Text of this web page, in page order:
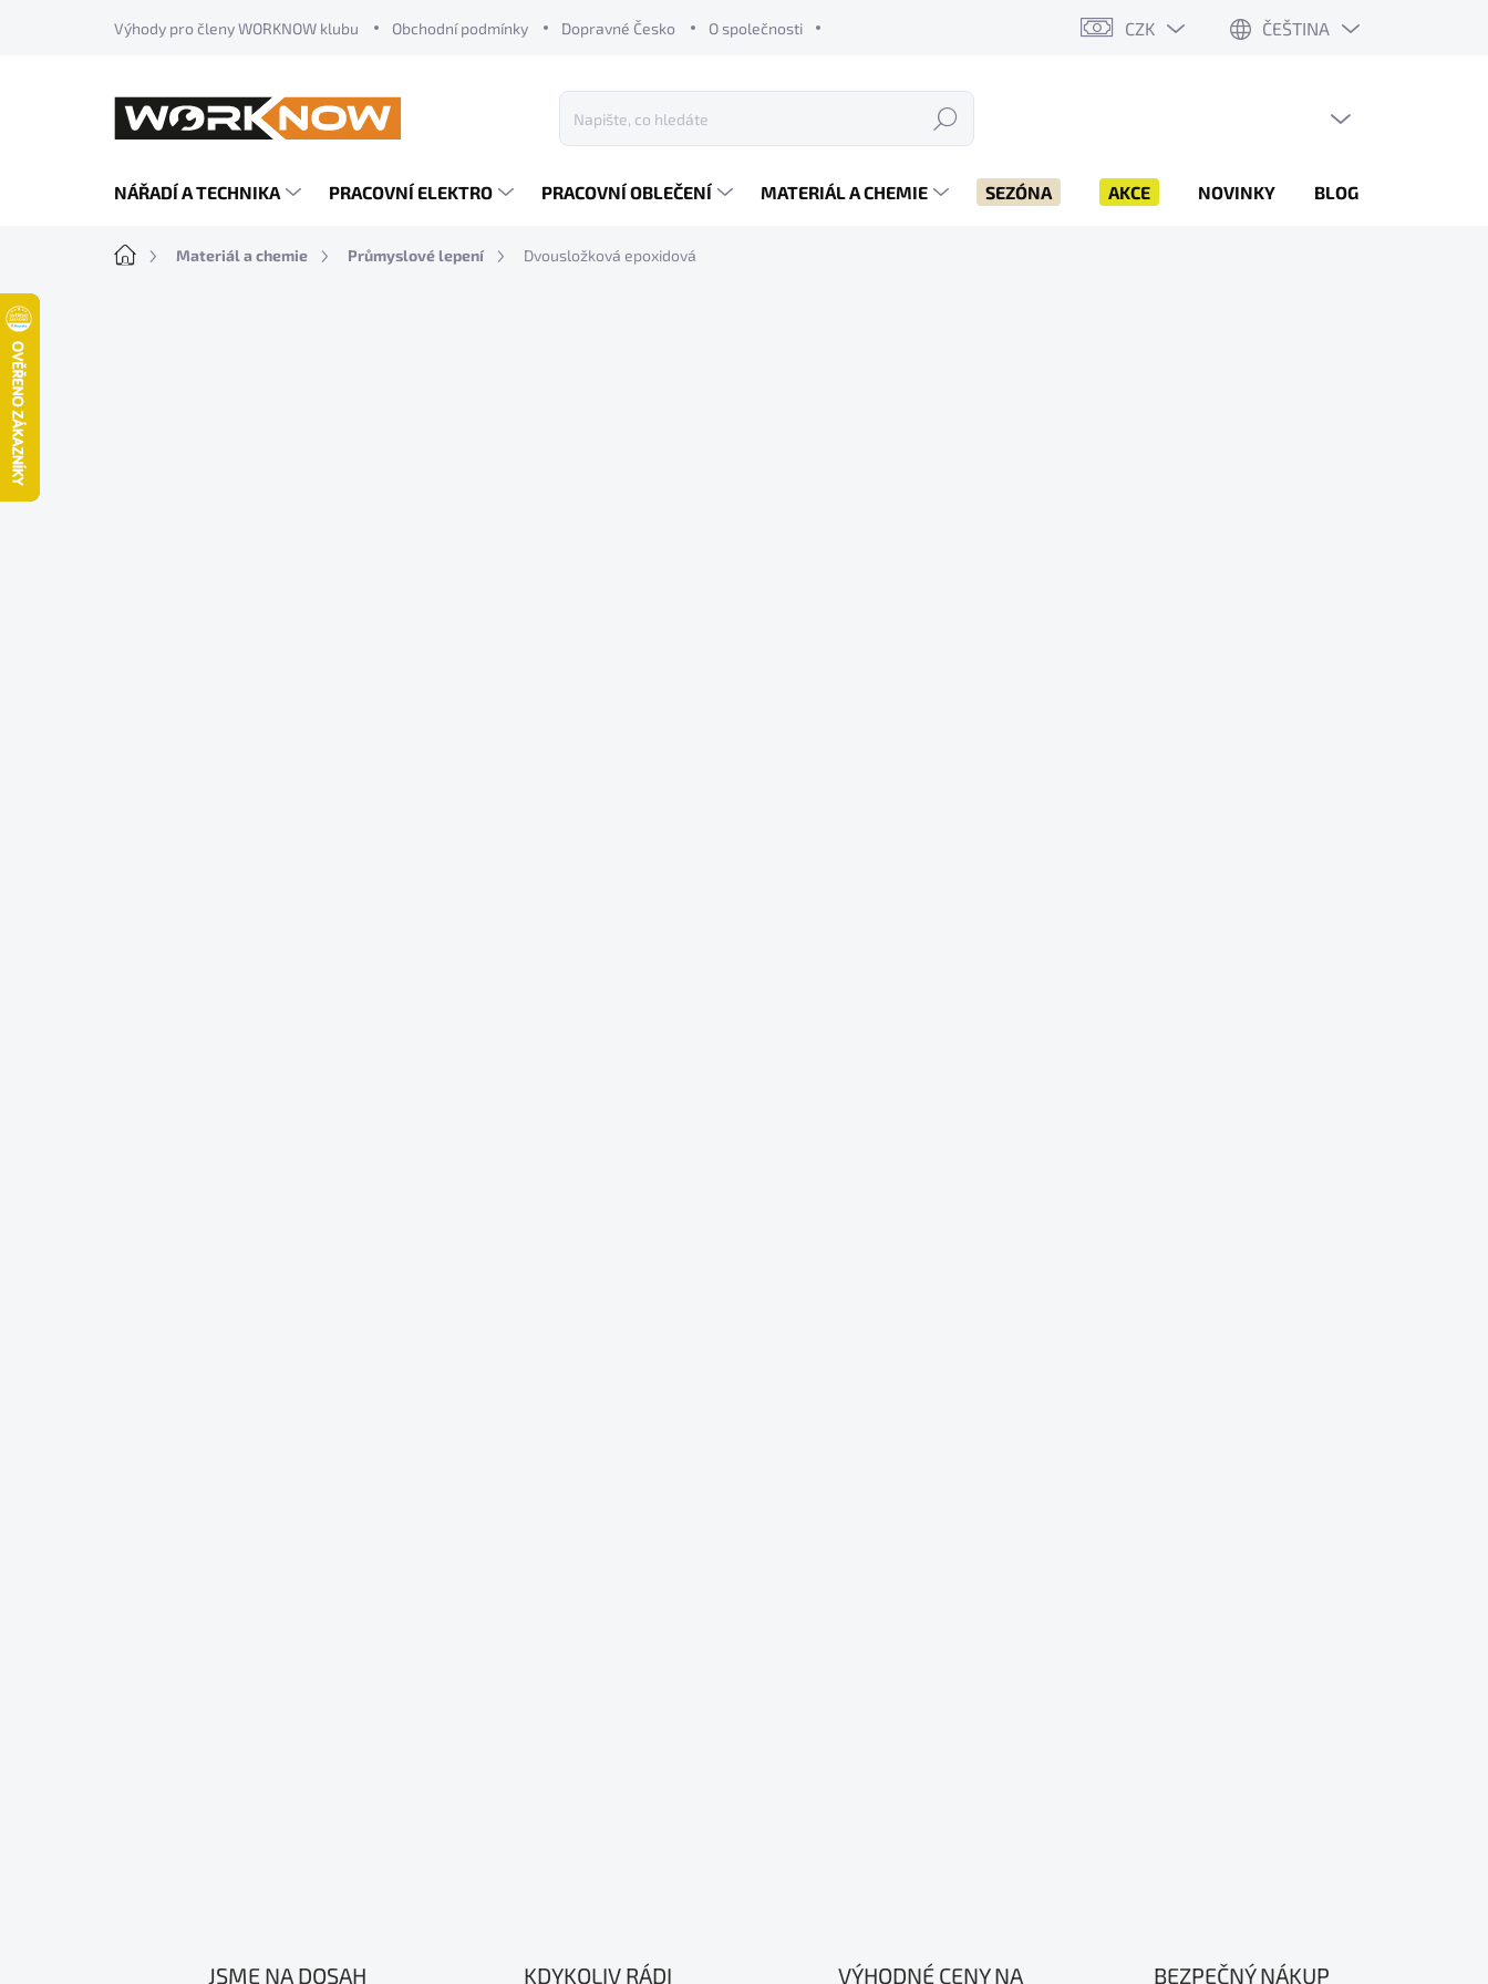
Výhody pro členy WORKNOW klubu Obchodní podmínky Dopravné Česko O společnosti CZK ČEŠTINA
Hledat
NÁŘADÍ A TECHNIKA PRACOVNÍ ELEKTRO PRACOVNÍ OBLEČENÍ MATERIÁL A CHEMIE SEZÓNA AKCE NOVINKY BLOG
Domů Materiál a chemie Průmyslové lepení Dvousložková epoxidová
JSME NA DOSAH
KDYKOLIV RÁDI
VÝHODNÉ CENY NA
BEZPEČNÝ NÁKUP